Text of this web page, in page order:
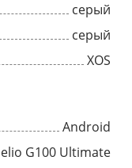
серый
серый
XOS
Android
G100 Ultimate